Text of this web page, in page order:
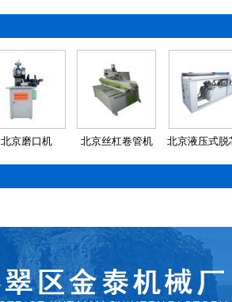
北京磨口机 北京丝杠卷管机 北京液压式脱